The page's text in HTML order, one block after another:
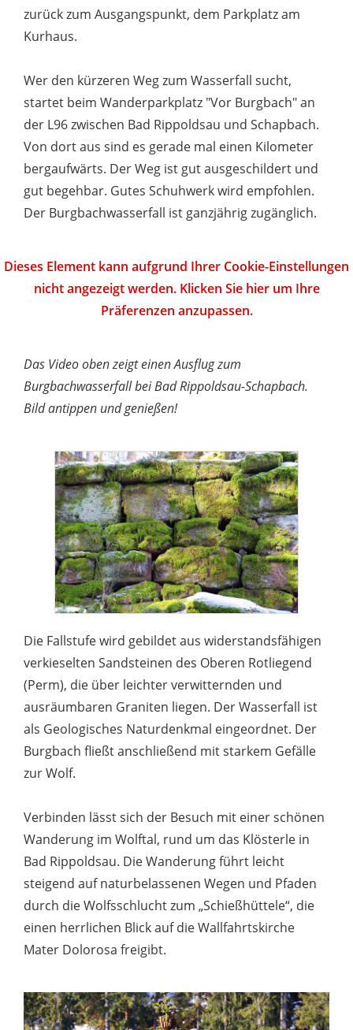
zurück zum Ausgangspunkt, dem Parkplatz am
Kurhaus.
Wer den kürzeren Weg zum Wasserfall sucht,
startet beim Wanderparkplatz "Vor Burgbach" an
der L96 zwischen Bad Rippoldsau und Schapbach.
Von dort aus sind es gerade mal einen Kilometer
bergaufwärts. Der Weg ist gut ausgeschildert und
gut begehbar. Gutes Schuhwerk wird empfohlen.
Der Burgbachwasserfall ist ganzjährig zugänglich.
Dieses Element kann aufgrund Ihrer Cookie-Einstellungen
nicht angezeigt werden. Klicken Sie hier um Ihre
Präferenzen anzupassen.
Das Video oben zeigt einen Ausflug zum
Burgbachwasserfall bei Bad Rippoldsau-Schapbach.
Bild antippen und genießen!
Die Fallstufe wird gebildet aus widerstandsfähigen
verkieselten Sandsteinen des Oberen Rotliegend
(Perm), die über leichter verwitternden und
ausräumbaren Graniten liegen. Der Wasserfall ist
als Geologisches Naturdenkmal eingeordnet. Der
Burgbach fließt anschließend mit starkem Gefälle
zur Wolf.
Verbinden lässt sich der Besuch mit einer schönen
Wanderung im Wolftal, rund um das Klösterle in
Bad Rippoldsau. Die Wanderung führt leicht
steigend auf naturbelassenen Wegen und Pfaden
durch die Wolfsschlucht zum „Schießhüttele“, die
einen herrlichen Blick auf die Wallfahrtskirche
Mater Dolorosa freigibt.